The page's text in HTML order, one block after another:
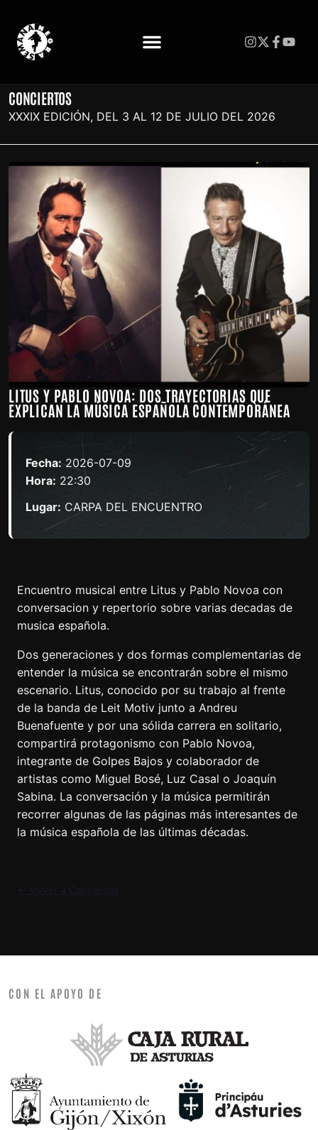
CONCIERTOS
XXXIX EDICIÓN, DEL 3 AL 12 DE JULIO DEL 2026
LITUS Y PABLO NOVOA: DOS TRAYECTORIAS QUE
EXPLICAN LA MÚSICA ESPAÑOLA CONTEMPORÁNEA
Fecha:2026-07-09
Hora: 22:30
Lugar: CARPA DEL ENCUENTRO
Encuentro musical entre Litus y Pablo Novoa con
conversacion y repertorio sobre varias decadas de
musica española.
Dos generaciones y dos formas complementarias de
entender la música se encontrarán sobre el mismo
escenario. Litus, conocido por su trabajo al frente
de la banda de Leit Motiv junto a Andreu
Buenafuente y por una sólida carrera en solitario,
compartirá protagonismo con Pablo Novoa,
integrante de Golpes Bajos y colaborador de
artistas como Miguel Bosé, Luz Casal o Joaquín
Sabina. La conversación y la música permitirán
recorrer algunas de las páginas más interesantes de
la música española de las últimas décadas.
← Volver a Conciertos
CON EL APOYO DE